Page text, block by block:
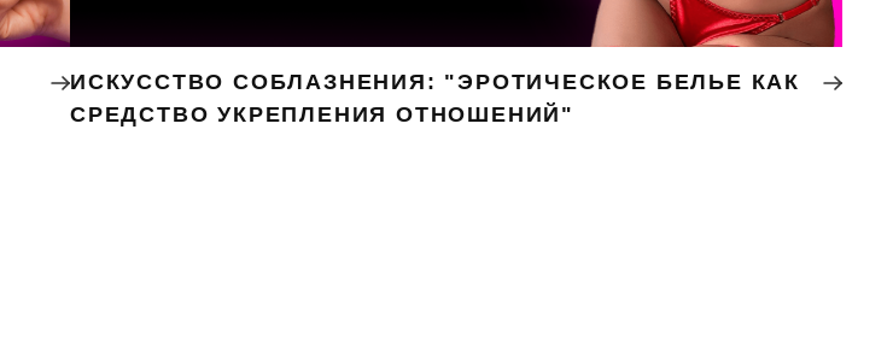
ИСКУССТВО СОБЛАЗНЕНИЯ: "ЭРОТИЧЕСКОЕ БЕЛЬЕ КАК
СРЕДСТВО УКРЕПЛЕНИЯ ОТНОШЕНИЙ"